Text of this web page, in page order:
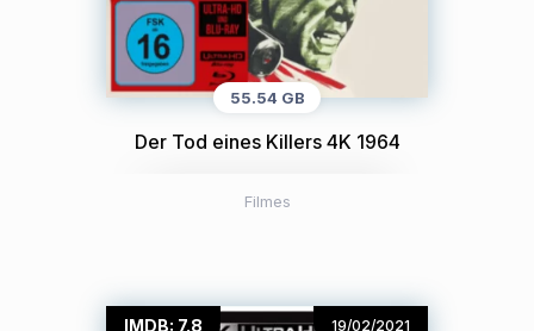
55.54 GB
Der Tod eines Killers 4K 1964
Filmes
IMDB: 7.8 19/02/2021